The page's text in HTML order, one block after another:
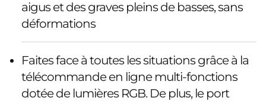
aigus et des graves pleins de basses, sans
déformations
Faites face à toutes les situations grâce à la
télécommande en ligne multi-fonctions
dotée de lumières RGB. De plus, le port